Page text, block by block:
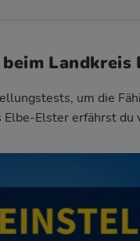
Landkreis
um die
Elbe-Elstererfährst du